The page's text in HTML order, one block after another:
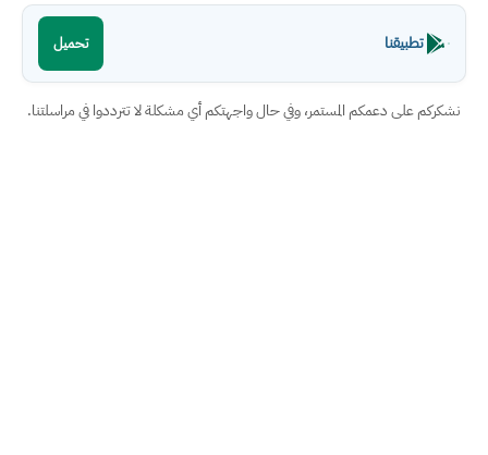
تطبيقنا تحميل
نشكركم على دعمكم المستمر، وفي حال واجهتكم أي مشكلة لا تترددوا في مراسلتنا.